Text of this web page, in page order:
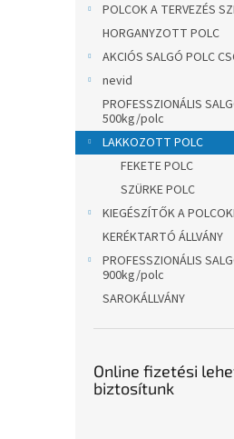
POLCOK A TERVEZÉS
HORGANYZOTT POLC
AKCIÓS SALGÓ POLC
nevid
PROFESSZIONÁLIS
500kg/polc
LAKKOZOTT POLC
FEKETE POLC
SZÜRKE POLC
KIEGÉSZÍTŐK A
KERÉKTARTÓ ÁLLVÁNY
PROFESSZIONÁLIS
900kg/polc
SAROKÁLLVÁNY
Online fizetési
biztosítunk